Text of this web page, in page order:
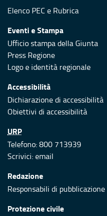
Elenco PEC e Rubrica
Eventi e Stampa
Ufficio stampa della Giunta
Press Regione
Logo e identità regionale
Accessibilità
Dichiarazione di accessibilità
Obiettivi di accessibilità
URP
Telefono: 800 713939
Scrivici:email
Redazione
Responsabili di pubblicazione
Protezione civile